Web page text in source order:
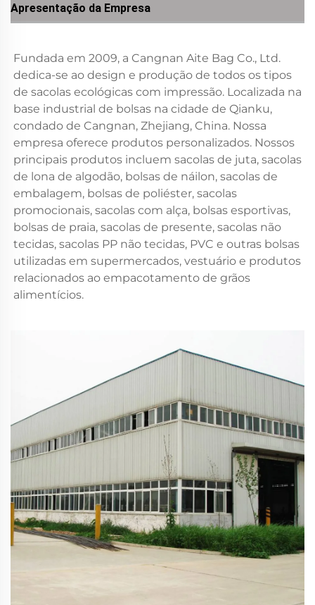
Apresentação da Empresa
Fundada em 2009, a Cangnan Aite Bag Co., Ltd.
dedica-se ao design e produção de todos os tipos
de sacolas ecológicas com impressão. Localizada na
base industrial de bolsas na cidade de Qianku,
condado de Cangnan, Zhejiang, China. Nossa
empresa oferece produtos personalizados. Nossos
principais produtos incluem sacolas de juta, sacolas
de lona de algodão, bolsas de náilon, sacolas de
embalagem, bolsas de poliéster, sacolas
promocionais, sacolas com alça, bolsas esportivas,
bolsas de praia, sacolas de presente, sacolas não
tecidas, sacolas PP não tecidas, PVC e outras bolsas
utilizadas em supermercados, vestuário e produtos
relacionados ao empacotamento de grãos
alimentícios.